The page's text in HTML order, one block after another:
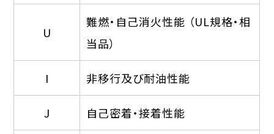
U
難燃・自己消火性能 （UL規格・相
当品）
I 非移行及び耐油性能
J 自己密着・接着性能